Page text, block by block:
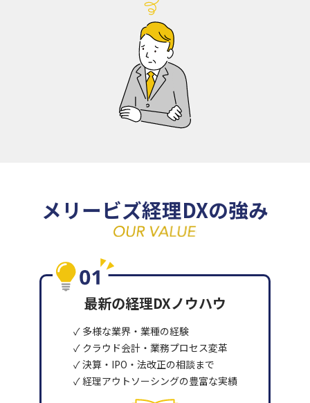
メリービズ経理DXの強み
最新の経理DXノウハウ
✓ 多様な業界・業種の経験
✓ クラウド会計・業務プロセス変革
✓ 決算・IPO・法改正の相談まで
✓ 経理アウトソーシングの豊富な実績